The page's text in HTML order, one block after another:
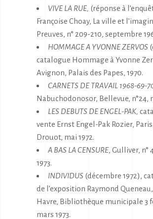
VIVE LA RUE, (réponse à
Françoise Choay, La ville et
Preuves, n° 209-210, septembre
HOMMAGE A YVONNE ZERVOS
catalogue Hommage à Yvonne
Avignon, Palais des Papes, 1970.
CARNETS DE TRAVAIL 1968-69-
Nabuchodonosor, Bellevue, n°24,
LES DEBUTS DE ENGEL-PAK,
vente Ernst Engel-Pak Rozier,
Drouot, mai 1972.
A BAS LA CENSURE, Gulliver, n°
1973.
INDIVIDUS (décembre 1972),
de l’exposition Raymond Queneau,
Havre, Bibliothèque municipale 3
mars 1973.